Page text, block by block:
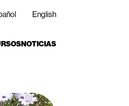
English
NOTICIAS